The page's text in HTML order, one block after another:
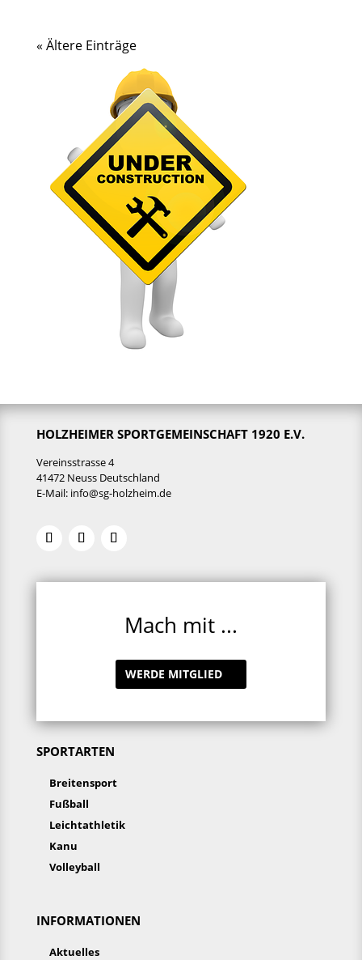
« Ältere Einträge
HOLZHEIMER SPORTGEMEINSCHAFT 1920 E.V.
Vereinsstrasse 4
41472 Neuss Deutschland
E-Mail: info@sg-holzheim.de
Mach mit ...
WERDE MITGLIED
SPORTARTEN
Breitensport
Fußball
Leichtathletik
Kanu
Volleyball
INFORMATIONEN
Aktuelles